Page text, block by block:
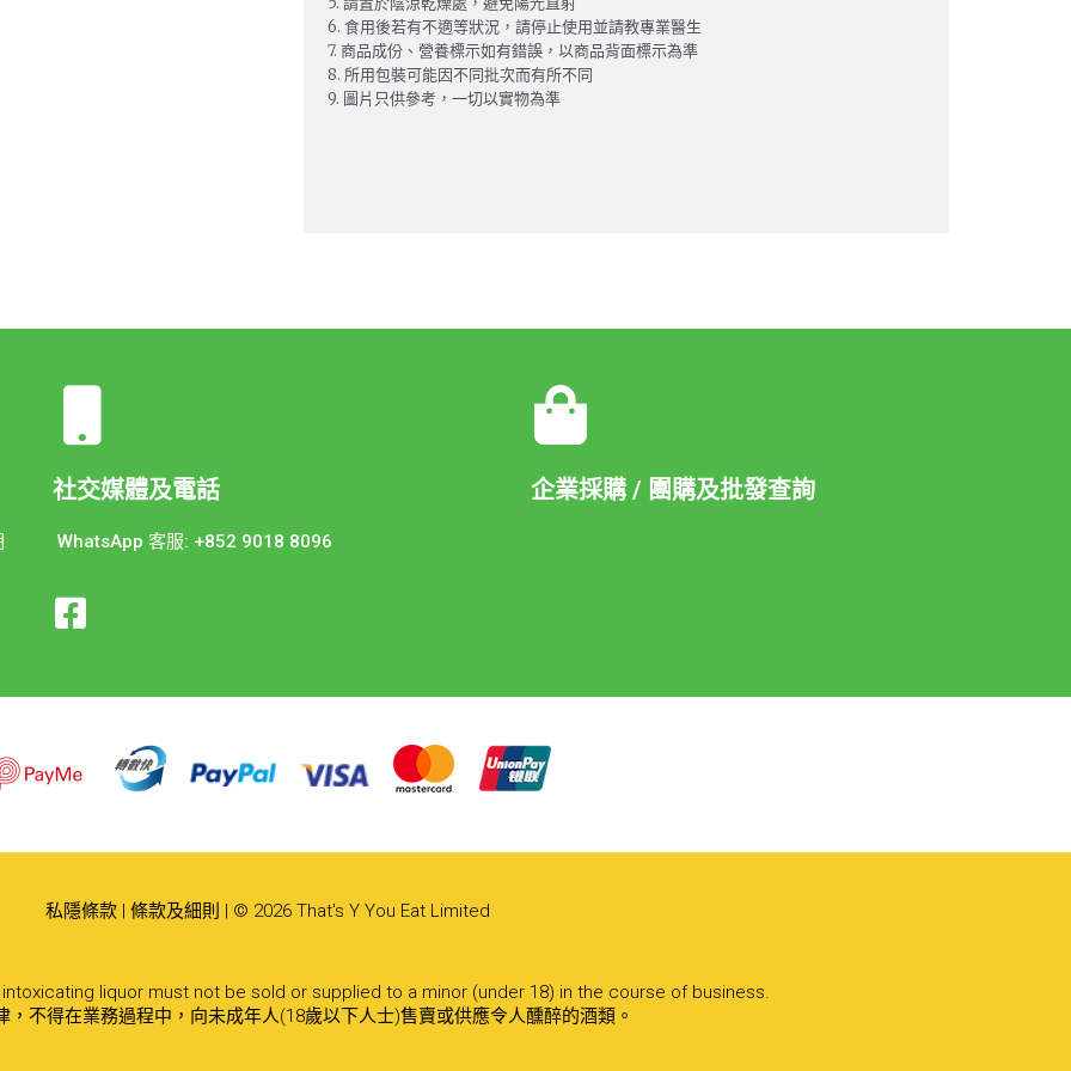
6. 食用後若有不適等狀況，請停止使用並請教專業醫生
7. 商品成份、營養標示如有錯誤，以商品背面標示為準
8. 所用包裝可能因不同批次而有所不同
9. 圖片只供參考，一切以實物為準
社交媒體及電話
WhatsApp 客服: +852 9018 8096
企業採購 / 團購及批發查詢
私隱條款 | 條款及細則 | © 2026 That's Y You Eat Limited
liquor must not be sold or supplied to a minor (under 18) in the course of business.
，不得在業務過程中，向未成年人(18歲以下人士)售賣或供應令人醺醉的酒類。